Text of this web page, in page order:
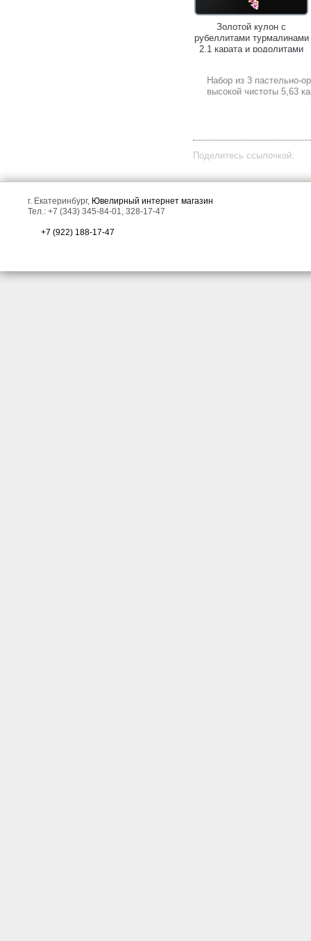
Золотой кулон с
рубеллитами турмалинами
2,1 карата и родолитами
Золотая брошь с резным
арбузным турмалином 4,17
карата и цаворитами!
Золотые серьги с
Набор из 3 пастельно-
высокой чистоты 5,63
Поделитесь ссылочкой:
г. Екатеринбург, Ювелирный интернет магазин
Тел.: +7 (343) 345-84-01, 328-17-47
+7 (922) 188-17-47